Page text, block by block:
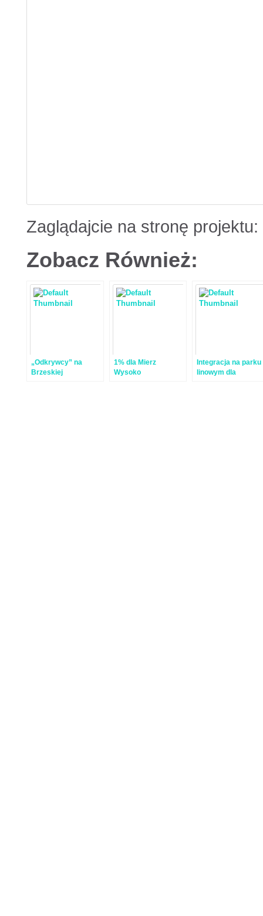
Zaglądajcie na stronę projektu:
Zobacz Również:
„Odkrywcy” na
Brzeskiej
1% dla Mierz
Wysoko
Integracja na parku
linowym dla